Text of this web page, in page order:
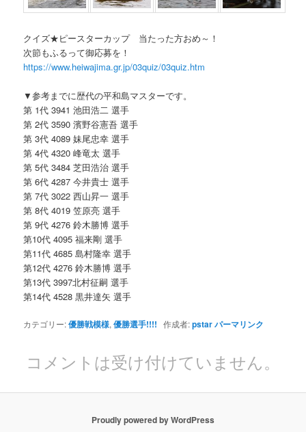
クイズ★ピースターカップ 当たった方おめ～！
次節もふるって御応募を！
https://www.heiwajima.gr.jp/03quiz/03quiz.htm
▼参考までに歴代の平和島マスターです。
第 1代 3941 池田浩二 選手
第 2代 3590 濱野谷憲吾 選手
第 3代 4089 妹尾忠幸 選手
第 4代 4320 峰竜太 選手
第 5代 3484 芝田浩治 選手
第 6代 4287 今井貴士 選手
第 7代 3022 西山昇一 選手
第 8代 4019 笠原亮 選手
第 9代 4276 鈴木勝博 選手
第10代 4095 福来剛 選手
第11代 4685 島村隆幸 選手
第12代 4276 鈴木勝博 選手
第13代 3997北村征嗣 選手
第14代 4528 黒井達矢 選手
カテゴリー:優勝戦模様,優勝選手!!!! 作成者:pstarパーマリンク
コメントは受け付けていません。
Proudly powered by WordPress